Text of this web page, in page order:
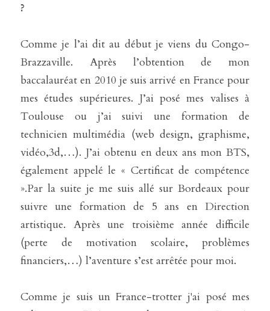
?
Comme je l’ai dit au début je viens du Congo-
Brazzaville. Après l’obtention de mon
baccalauréat en 2010 je suis arrivé en France pour
mes études supérieures. J’ai posé mes valises à
Toulouse ou j’ai suivi une formation de
technicien multimédia (web design, graphisme,
vidéo,3d,…). J’ai obtenu en deux ans mon BTS,
également appelé le « Certificat de compétence
».Par la suite je me suis allé sur Bordeaux pour
suivre une formation de 5 ans en Direction
artistique. Après une troisième année difficile
(perte de motivation scolaire, problèmes
financiers,…) l’aventure s’est arrêtée pour moi.
Comme je suis un France-trotter j'ai posé mes